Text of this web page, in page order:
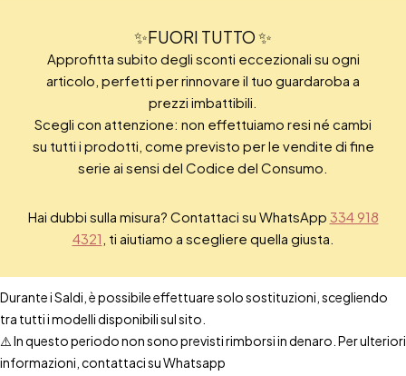
✨FUORI TUTTO ✨
Approfitta subito degli sconti eccezionali su ogni
articolo, perfetti per rinnovare il tuo guardaroba a
prezzi imbattibili.
Scegli con attenzione: non effettuiamo resi né cambi
su tutti i prodotti, come previsto per le vendite di fine
serie ai sensi del Codice del Consumo.
Hai dubbi sulla misura? Contattaci su WhatsApp 334 918
4321 , ti aiutiamo a scegliere quella giusta.
Durante i Saldi, è possibile effettuare solo sostituzioni, scegliendo
tra tutti i modelli disponibili sul sito.
⚠️ In questo periodo non sono previsti rimborsi in denaro. Per ulteriori
informazioni, contattaci su Whatsapp